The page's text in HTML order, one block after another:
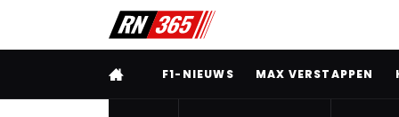
VOLLEDIG MENU
F1-NIEUWS MAX VERSTAPPEN